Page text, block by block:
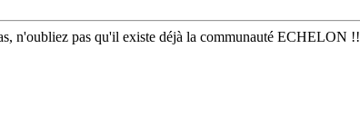
n'oubliez pas qu'il existe déjà la communauté ECHELON !!